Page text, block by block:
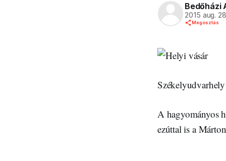
Bedőházi
2015 aug.
Megosztás
A hagyományos
ezúttal is a